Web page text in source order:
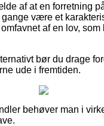
af at en forretning
være et
af en lov,
bør du drage
ude i fremtiden.
behøver man i